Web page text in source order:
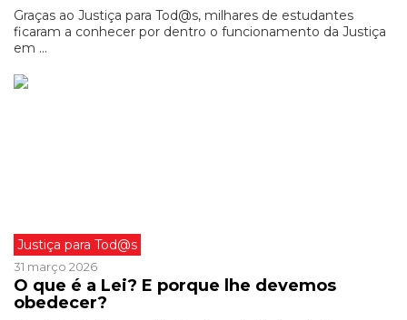
Graças ao Justiça para Tod@s, milhares de estudantes
ficaram a conhecer por dentro o funcionamento da Justiça
em ...
Justiça para Tod@s
31 março 2026
O que é a Lei? E porque lhe devemos
obedecer?